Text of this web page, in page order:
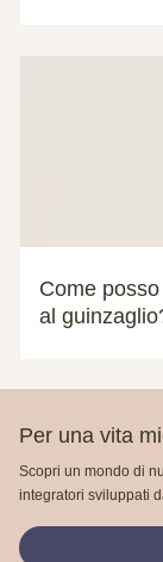
Come
al
Per una vita
Scopri un mondo di
integratori sviluppati